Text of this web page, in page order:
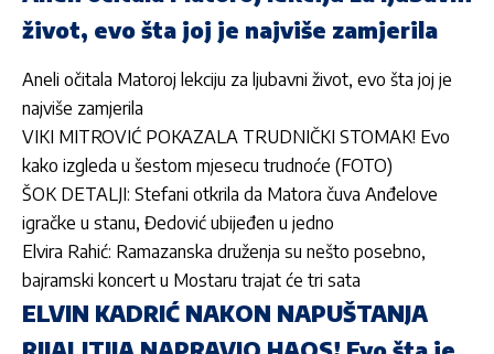
život, evo šta joj je najviše zamjerila
Aneli očitala Matoroj lekciju za ljubavni život, evo šta joj je
najviše zamjerila
VIKI MITROVIĆ POKAZALA TRUDNIČKI STOMAK! Evo
kako izgleda u šestom mjesecu trudnoće (FOTO)
ŠOK DETALJI: Stefani otkrila da Matora čuva Anđelove
igračke u stanu, Đedović ubijeđen u jedno
Elvira Rahić: Ramazanska druženja su nešto posebno,
bajramski koncert u Mostaru trajat će tri sata
ELVIN KADRIĆ NAKON NAPUŠTANJA